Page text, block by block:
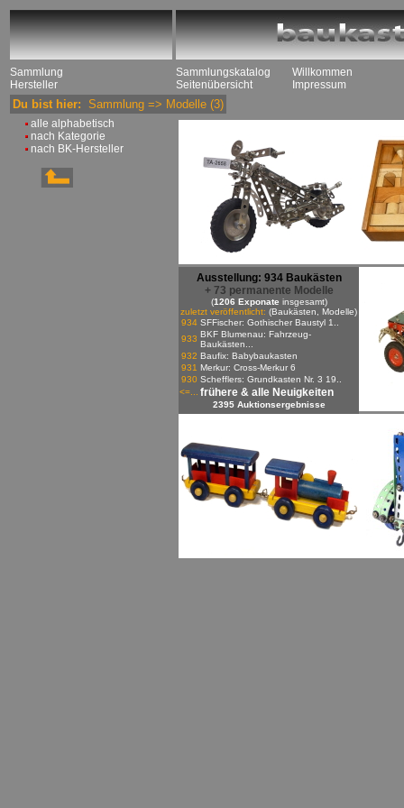
Sammlung
Hersteller
Sammlungskatalog
Seitenübersicht
Willkommen
Impressum
Du bist hier: Sammlung => Modelle (3)
alle alphabetisch
nach Kategorie
nach BK-Hersteller
Ausstellung: 934 Baukästen
+ 73 permanente Modelle
(1206 Exponate insgesamt)
zuletzt veröffentlicht: (Baukästen, Modelle)
934 SFFischer: Gothischer Baustyl 1..
933 BKF Blumenau: Fahrzeug-
Baukästen...
932 Baufix: Babybaukasten
931 Merkur: Cross-Merkur 6
930 Schefflers: Grundkasten Nr. 3 19..
<=...
frühere & alle Neuigkeiten
2395 Auktionsergebnisse